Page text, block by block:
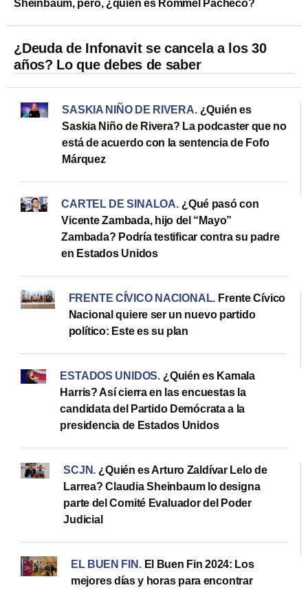
Sheinbaum, pero, ¿quién es Rommel Pacheco?
¿Deuda de Infonavit se cancela a los 30
años? Lo que debes de saber
SASKIA NIÑO DE RIVERA. ¿Quién es
Saskia Niño de Rivera? La podcaster que no
está de acuerdo con la sentencia de Fofo
Márquez
CARTEL DE SINALOA. ¿Qué pasó con
Vicente Zambada, hijo del “Mayo”
Zambada? Podría testificar contra su padre
en Estados Unidos
FRENTE CÍVICO NACIONAL. Frente Cívico
Nacional quiere ser un nuevo partido
político: Este es su plan
ESTADOS UNIDOS. ¿Quién es Kamala
Harris? Así cierra en las encuestas la
candidata del Partido Demócrata a la
presidencia de Estados Unidos
SCJN. ¿Quién es Arturo Zaldívar Lelo de
Larrea? Claudia Sheinbaum lo designa
parte del Comité Evaluador del Poder
Judicial
EL BUEN FIN . El Buen Fin 2024: Los
mejores días y horas para encontrar